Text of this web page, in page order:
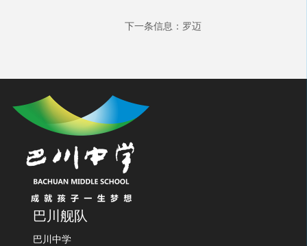
下一条信息： 罗迈
巴川舰队
巴川中学